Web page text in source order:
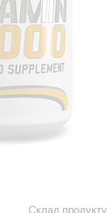
Склад продукту